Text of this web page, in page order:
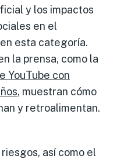
y los impactos
en el
esta categoría.
la prensa, como la
YouTube con
, muestran cómo
y retroalimentan.
así como el